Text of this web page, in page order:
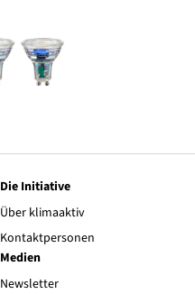
Die Initiative
Über klimaaktiv
Kontaktpersonen
Medien
Newsletter